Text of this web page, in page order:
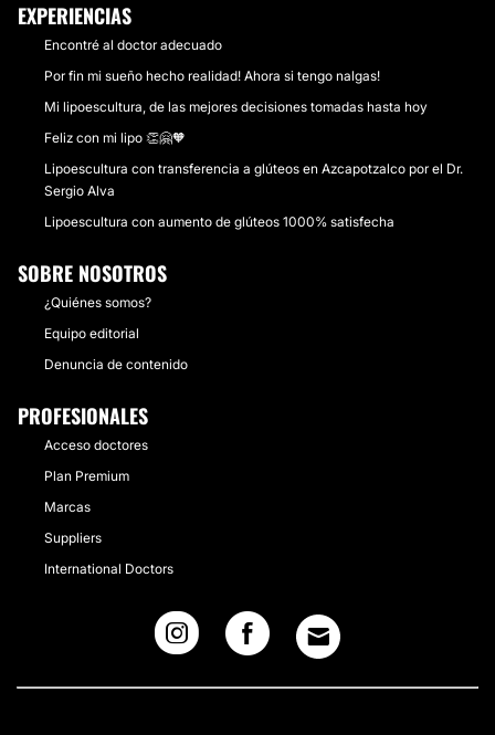
EXPERIENCIAS
Encontré al doctor adecuado
Por fin mi sueño hecho realidad! Ahora si tengo nalgas!
Mi lipoescultura, de las mejores decisiones tomadas hasta hoy
Feliz con mi lipo 👏🤗🧡
Lipoescultura con transferencia a glúteos en Azcapotzalco por el Dr.
Sergio Alva
Lipoescultura con aumento de glúteos 1000% satisfecha
SOBRE NOSOTROS
¿Quiénes somos?
Equipo editorial
Denuncia de contenido
PROFESIONALES
Acceso doctores
Plan Premium
Marcas
Suppliers
International Doctors